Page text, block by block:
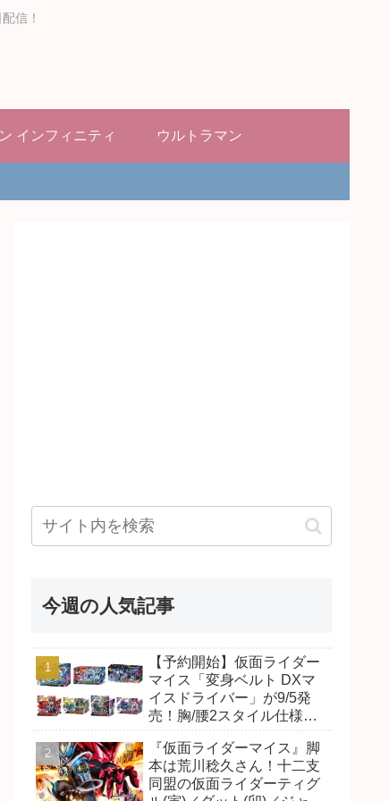
信！
インフィニティ ウルトラマン
今週の人気記事
【予約開始】仮面ライダー
マイス「変身ベルト DXマ
イスドライバー」が9/5発
売！胸/腰2スタイル仕様！
ッシュ、ジャオ/バイト、ケ
イ/ショットボーンバックル
も！
『仮面ライダーマイス』脚
本は荒川稔久さん！十二支
同盟の仮面ライダーティグ